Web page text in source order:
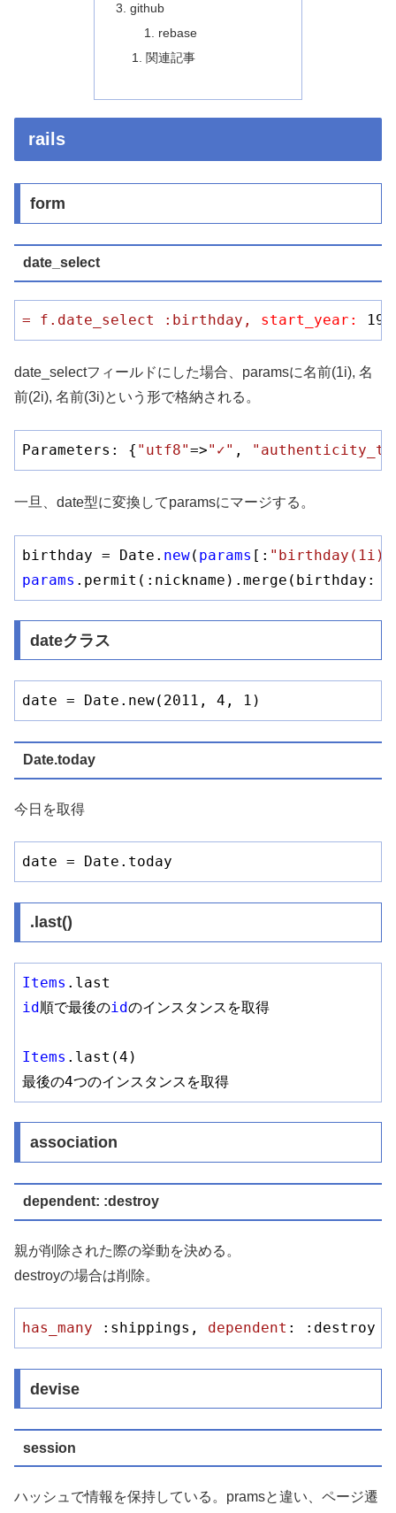
github
rebase
関連記事
rails
form
date_select
= f.date_select :birthday, start_year:
date_selectフィールドにした場合、paramsに名前(1i), 名
前(2i), 名前(3i)という形で格納される。
Parameters: { "utf8"=>"✓" ,
一旦、date型に変換してparamsにマージする。
birthday = Date. new( params [: "birthday(1i)"
params .permit(:nickname).merge(birthday:
dateクラス
date = Date.new(2011, 4, 1)
Date.today
今日を取得
date = Date.today
.last()
Items .last
id順で最後のidのインスタンスを取得
Items .last (4)
最後の4つのインスタンスを取得
association
dependent: :destroy
親が削除された際の挙動を決める。
destroyの場合は削除。
has_many :shippings, dependent : :destroy
devise
session
ハッシュで情報を保持している。pramsと違い、ページ遷